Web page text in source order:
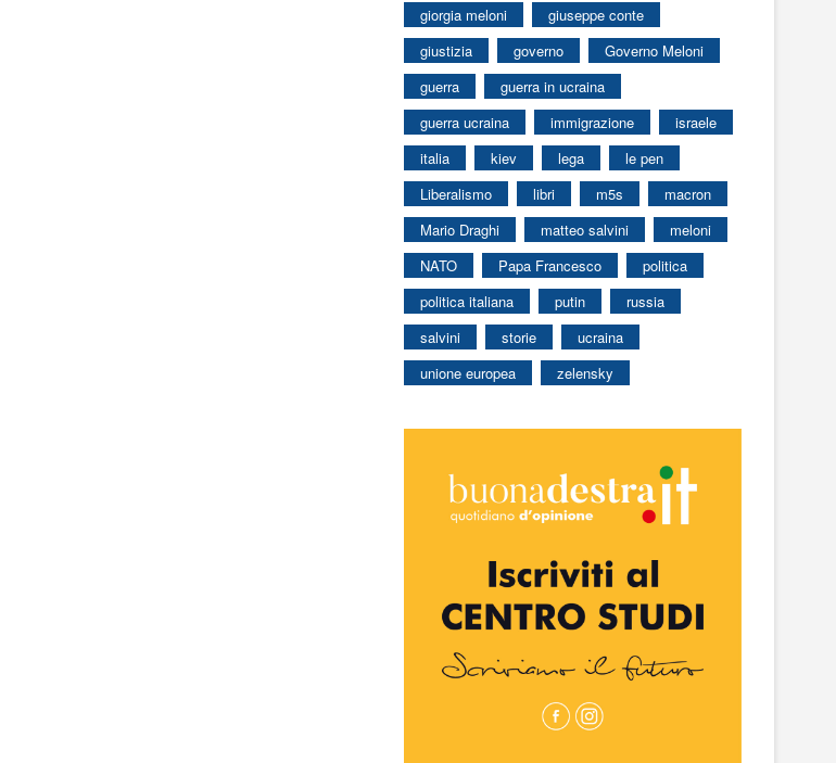
giorgia meloni
giuseppe conte
giustizia
governo
Governo Meloni
guerra
guerra in ucraina
guerra ucraina
immigrazione
israele
italia
kiev lega
le pen
Liberalismo
libri m5s
macron
Mario Draghi
matteo salvini
meloni
NATO
Papa Francesco
politica
politica italiana
putin
russia
salvini
storie
ucraina
unione europea
zelensky